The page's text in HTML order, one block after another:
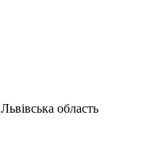
Львівська область